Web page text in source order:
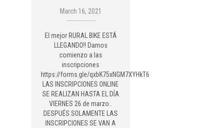
March 16, 2021
El mejor RURAL BIKE ESTÁ
LLEGANDO!! Damos
comienzo a las
inscripciones
https://forms.gle/qxbK75xNGM7XYHkT6
LAS INSCRIPCIONES ONLINE
SE REALIZAN HASTA EL DÍA
VIERNES 26 de marzo..
DESPUÉS SOLAMENTE LAS
INSCRIPCIONES SE VAN A